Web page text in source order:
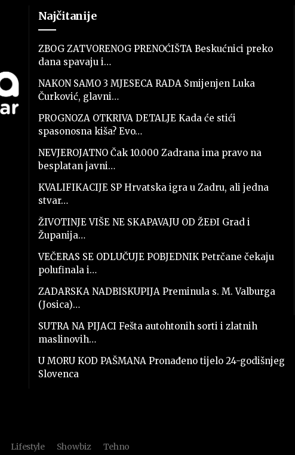
Najčitanije
ZBOG ZATVORENOG PRENOĆIŠTA Beskućnici preko
dana spavaju i…
NAKON SAMO 3 MJESECA RADA Smijenjen Luka
Čurković, glavni…
PROGNOZA OTKRIVA DETALJE Kada će stići
spasonosna kiša? Evo…
NEVJEROJATNO Čak 10.000 Zadrana ima pravo na
besplatan javni…
KVALIFIKACIJE SP Hrvatska igra u Zadru, ali jedna
stvar…
ŽIVOTINJE VIŠE NE SKAPAVAJU OD ŽEĐI Grad i
Županija…
VEČERAS SE ODLUČUJE POBJEDNIK Petrčane čekaju
polufinala i…
ZADARSKA NADBISKUPIJA Preminula s. M. Valburga
(Josica)…
SUTRA NA PIJACI Fešta autohtonih sorti i zlatnih
maslinovih…
U MORU KOD PAŠMANA Pronađeno tijelo 24-godišnjeg
Slovenca
Lifestyle Showbiz Tehno